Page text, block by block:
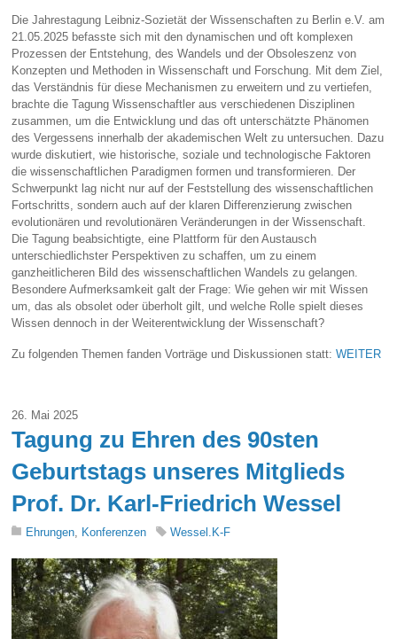
Die Jahrestagung Leibniz-Sozietät der Wissenschaften zu Berlin e.V. am
21.05.2025 befasste sich mit den dynamischen und oft komplexen
Prozessen der Entstehung, des Wandels und der Obsoleszenz von
Konzepten und Methoden in Wissenschaft und Forschung. Mit dem Ziel,
das Verständnis für diese Mechanismen zu erweitern und zu vertiefen,
brachte die Tagung Wissenschaftler aus verschiedenen Disziplinen
zusammen, um die Entwicklung und das oft unterschätzte Phänomen
des Vergessens innerhalb der akademischen Welt zu untersuchen. Dazu
wurde diskutiert, wie historische, soziale und technologische Faktoren
die wissenschaftlichen Paradigmen formen und transformieren. Der
Schwerpunkt lag nicht nur auf der Feststellung des wissenschaftlichen
Fortschritts, sondern auch auf der klaren Differenzierung zwischen
evolutionären und revolutionären Veränderungen in der Wissenschaft.
Die Tagung beabsichtigte, eine Plattform für den Austausch
unterschiedlichster Perspektiven zu schaffen, um zu einem
ganzheitlicheren Bild des wissenschaftlichen Wandels zu gelangen.
Besondere Aufmerksamkeit galt der Frage: Wie gehen wir mit Wissen
um, das als obsolet oder überholt gilt, und welche Rolle spielt dieses
Wissen dennoch in der Weiterentwicklung der Wissenschaft?
Zu folgenden Themen fanden Vorträge und Diskussionen statt:WEITER
26. Mai 2025
Tagung zu Ehren des 90sten
Geburtstags unseres Mitglieds
Prof. Dr. Karl-Friedrich Wessel
Ehrungen Konferenzen Wessel.K-F